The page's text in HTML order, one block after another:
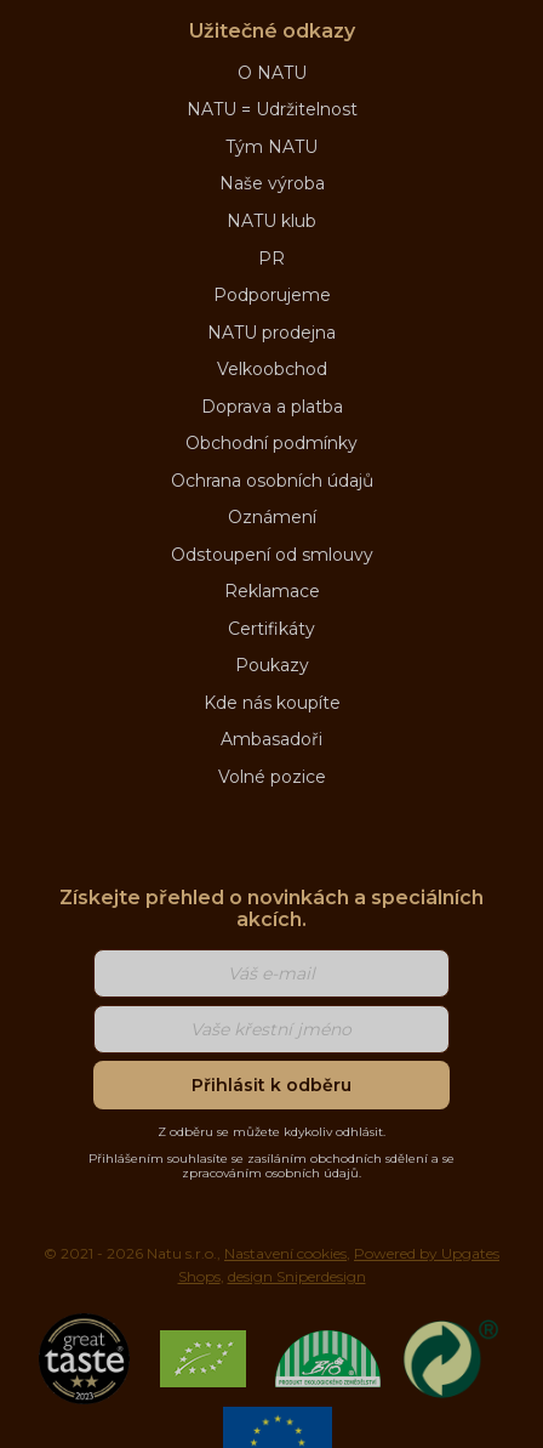
Užitečné odkazy
O NATU
NATU = Udržitelnost
Tým NATU
Naše výroba
NATU klub
PR
Podporujeme
NATU prodejna
Velkoobchod
Doprava a platba
Obchodní podmínky
Ochrana osobních údajů
Oznámení
Odstoupení od smlouvy
Reklamace
Certifikáty
Poukazy
Kde nás koupíte
Ambasadoři
Volné pozice
Získejte přehled o novinkách a speciálních
akcích.
Přihlásit k odběru
Z odběru se můžete kdykoliv odhlásit.
Přihlášením souhlasíte se zasíláním obchodních sdělení a se
zpracováním osobních údajů.
© 2021 - 2026 Natu s.r.o., Nastavení cookies Powered by Upgates
Shops, design Sniperdesign